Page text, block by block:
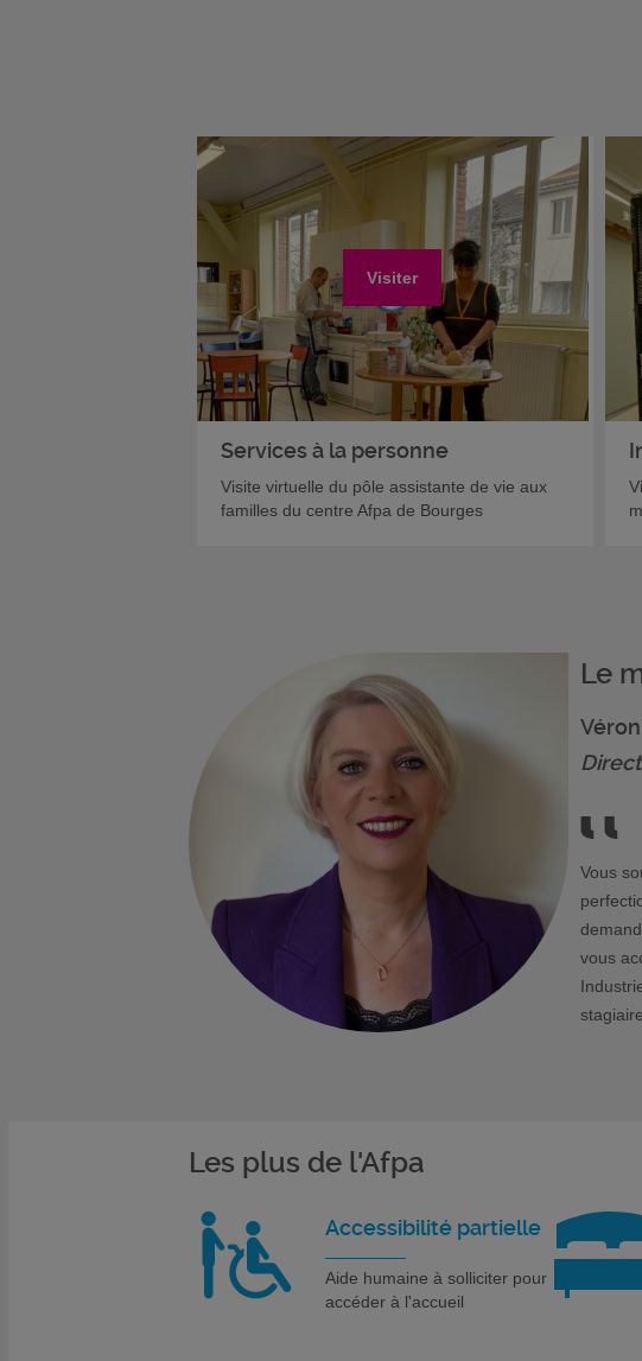
Visiter
Services à la personne
Visite virtuelle du pôle assistante de vie aux
familles du centre Afpa de Bourges
Le
Vous
vous
Les plus de l'Afpa
Accessibilité partielle
Aide humaine à solliciter pour
accéder à l'accueil